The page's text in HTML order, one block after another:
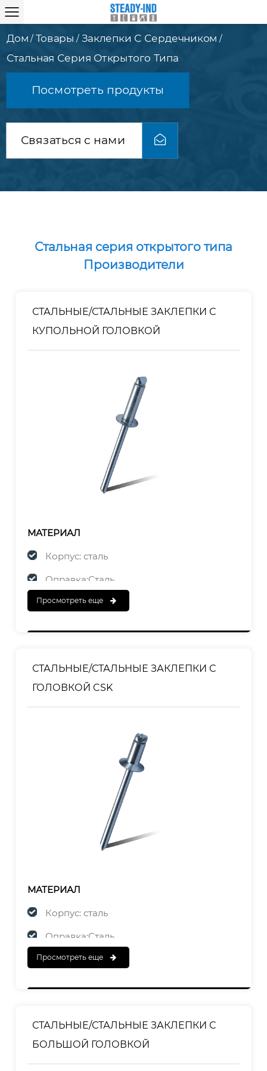
Дом / Товары / Заклепки С Сердечником /
Стальная Серия Открытого Типа
Посмотреть продукты
Связаться с нами
Стальная серия открытого типа
Производители
СТАЛЬНЫЕ/СТАЛЬНЫЕ ЗАКЛЕПКИ С
КУПОЛЬНОЙ ГОЛОВКОЙ
МАТЕРИАЛ
Корпус: сталь
Оправка:Сталь
ЗАКАНЧИВАТЬ
Просмотреть еще
СТАЛЬНЫЕ/СТАЛЬНЫЕ ЗАКЛЕПКИ С
ГОЛОВКОЙ CSK
МАТЕРИАЛ
Корпус: сталь
Оправка:Сталь
ЗАКАНЧИВАТЬ
Просмотреть еще
СТАЛЬНЫЕ/СТАЛЬНЫЕ ЗАКЛЕПКИ С
БОЛЬШОЙ ГОЛОВКОЙ